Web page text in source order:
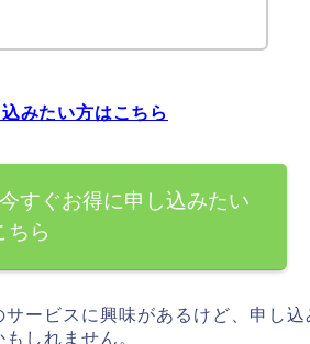
みたい方はこちら
すぐお得に申し込みたい
ちら
ービスに興味があるけど、申し込
しれません。